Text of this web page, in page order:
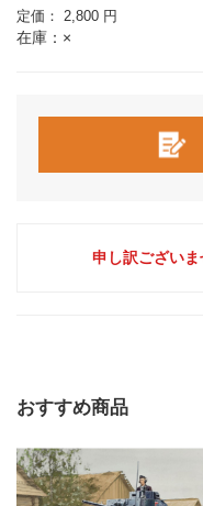
定価： 2,800 円
在庫：×
申し訳ございま
おすすめ商品